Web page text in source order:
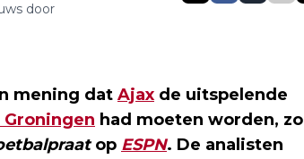
door
mening dat Ajax de uitspelende
Groningen had moeten worden, zo
op ESPN. De analisten